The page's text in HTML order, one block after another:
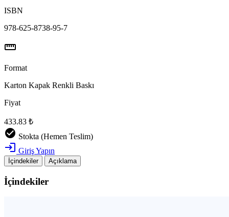
ISBN
978-625-8738-95-7
straighten
Format
Karton Kapak Renkli Baskı
Fiyat
433.83 ₺
check_circle Stokta (Hemen Teslim)
login Giriş Yapın
İçindekiler Açıklama
İçindekiler